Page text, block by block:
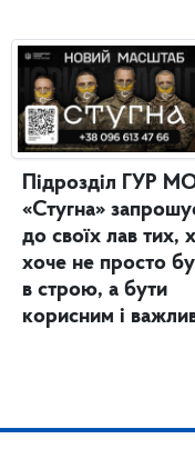
Підрозділ ГУР
«Стугна»
до своїх лав тих,
хоче не просто
в строю, а бути
корисним і